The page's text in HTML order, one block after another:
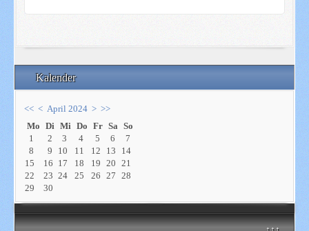
Kalender
<< < April 2024 > >>
Mo Di Mi Do Fr Sa So
1
2 3 4 5 6
7
8
9 10 11 12 13
14
15
16 17 18 19 20
21
22
23 24 25 26 27
28
29
30